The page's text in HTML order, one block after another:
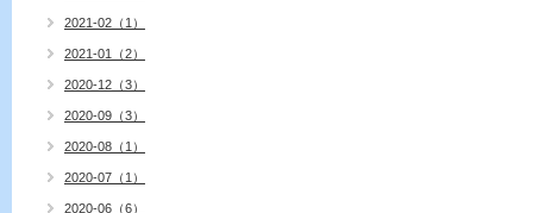
2021-02（1）
2021-01（2）
2020-12（3）
2020-09（3）
2020-08（1）
2020-07（1）
2020-06（6）